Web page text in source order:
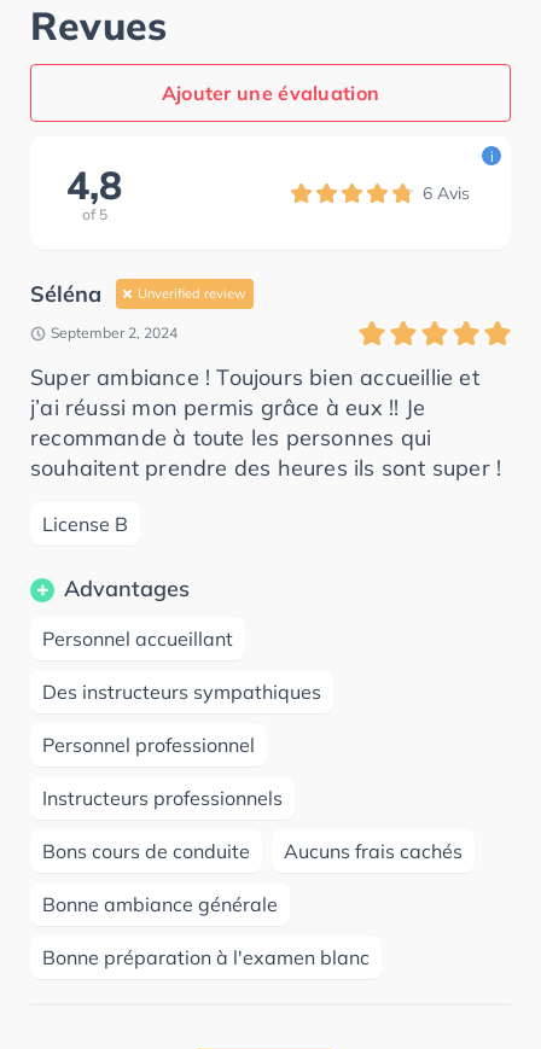
Revues
Ajouter une évaluation
4,8
of 5
6 Avis
i
Séléna Unverified review
September 2, 2024
Super ambiance ! Toujours bien accueillie et
j’ai réussi mon permis grâce à eux !! Je
recommande à toute les personnes qui
souhaitent prendre des heures ils sont super !
License B
Advantages
Personnel accueillant
Des instructeurs sympathiques
Personnel professionnel
Instructeurs professionnels
Bons cours de conduite Aucuns frais cachés
Bonne ambiance générale
Bonne préparation à l'examen blanc